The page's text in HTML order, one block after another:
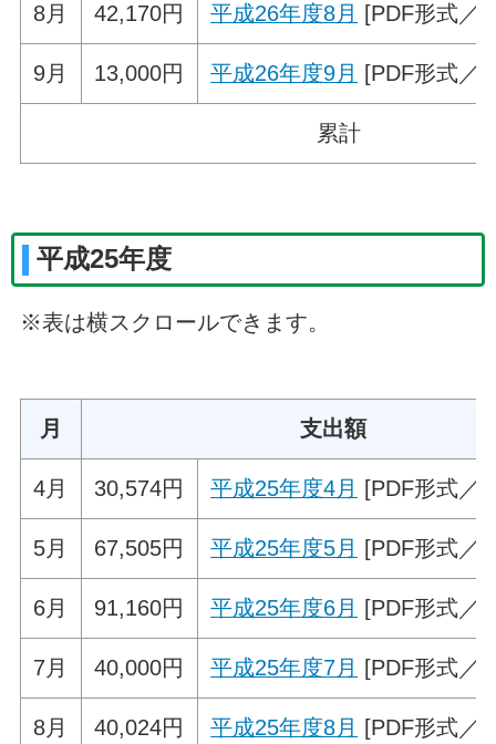
8月 42,170円 平成26年度8月 [PDF形式／
9月 13,000円 平成26年度9月 [PDF形式／
累計
平成25年度
※表は横スクロールできます。
月 支出額
4月 30,574円 平成25年度4月 [PDF形式／
5月 67,505円 平成25年度5月 [PDF形式／
6月 91,160円 平成25年度6月 [PDF形式／
7月 40,000円 平成25年度7月 [PDF形式／
8月 40,024円 平成25年度8月 [PDF形式／